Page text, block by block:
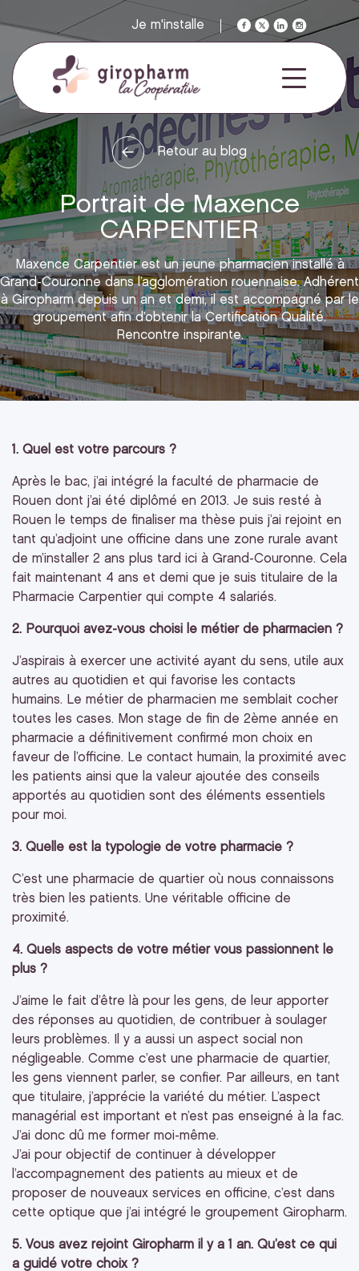
Je m'installe
Retour au blog
Portrait de Maxence
CARPENTIER
Maxence Carpentier est un jeune pharmacien installé à
Grand-Couronne dans l’agglomération rouennaise. Adhérent
à Giropharm depuis un an et demi, il est accompagné par le
groupement afin d’obtenir la Certification Qualité.
Rencontre inspirante.
1. Quel est votre parcours ?
Après le bac, j’ai intégré la faculté de pharmacie de
Rouen dont j’ai été diplômé en 2013. Je suis resté à
Rouen le temps de finaliser ma thèse puis j’ai rejoint en
tant qu’adjoint une officine dans une zone rurale avant
de m’installer 2 ans plus tard ici à Grand-Couronne. Cela
fait maintenant 4 ans et demi que je suis titulaire de la
Pharmacie Carpentier qui compte 4 salariés.
2. Pourquoi avez-vous choisi le métier de pharmacien ?
J’aspirais à exercer une activité ayant du sens, utile aux
autres au quotidien et qui favorise les contacts
humains. Le métier de pharmacien me semblait cocher
toutes les cases. Mon stage de fin de 2ème année en
pharmacie a définitivement confirmé mon choix en
faveur de l’officine. Le contact humain, la proximité avec
les patients ainsi que la valeur ajoutée des conseils
apportés au quotidien sont des éléments essentiels
pour moi.
3. Quelle est la typologie de votre pharmacie ?
C’est une pharmacie de quartier où nous connaissons
très bien les patients. Une véritable officine de
proximité.
4. Quels aspects de votre métier vous passionnent le
plus ?
J’aime le fait d’être là pour les gens, de leur apporter
des réponses au quotidien, de contribuer à soulager
leurs problèmes. Il y a aussi un aspect social non
négligeable. Comme c’est une pharmacie de quartier,
les gens viennent parler, se confier. Par ailleurs, en tant
que titulaire, j’apprécie la variété du métier. L’aspect
managérial est important et n’est pas enseigné à la fac.
J’ai donc dû me former moi-même.
J’ai pour objectif de continuer à développer
l’accompagnement des patients au mieux et de
proposer de nouveaux services en officine, c’est dans
cette optique que j’ai intégré le groupement Giropharm.
5. Vous avez rejoint Giropharm il y a 1 an. Qu’est ce qui
a guidé votre choix ?